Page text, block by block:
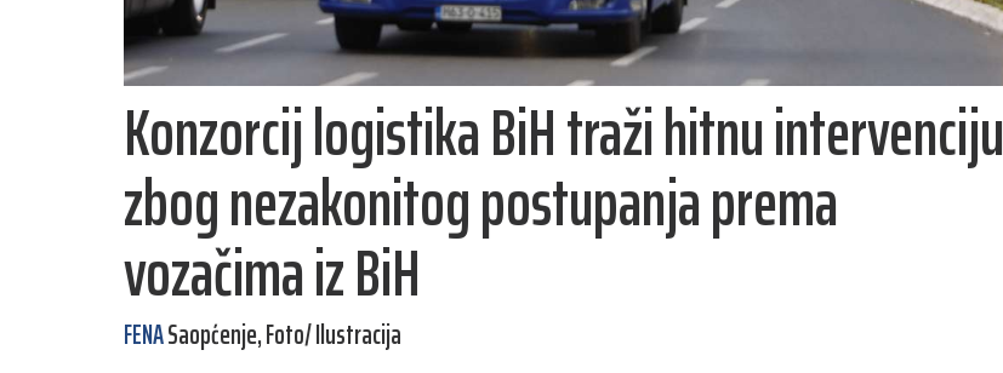
Konzorcij logistika BiH traži hitnu intervenciju
zbog nezakonitog postupanja prema
vozačima iz BiH
FENASaopćenje, Foto/ Ilustracija